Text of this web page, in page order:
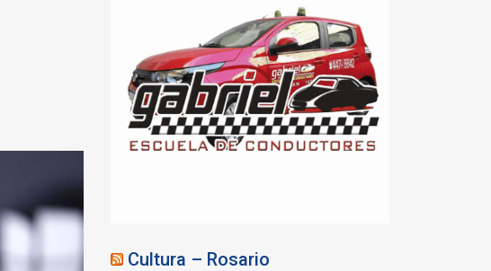
Cultura – Rosario